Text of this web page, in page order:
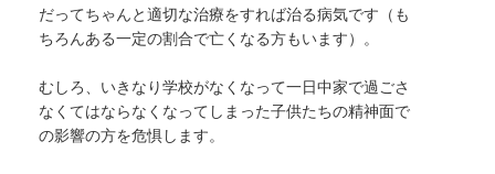
だってちゃんと適切な治療をすれば治る病気です（も
ちろんある一定の割合で亡くなる方もいます）。
むしろ、いきなり学校がなくなって一日中家で過ごさ
なくてはならなくなってしまった子供たちの精神面で
の影響の方を危惧します。